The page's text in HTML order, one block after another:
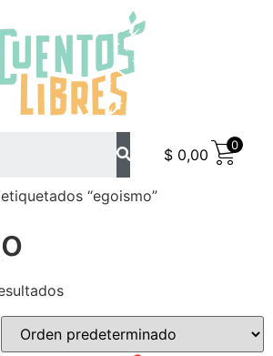
$ 0,00
0
“egoismo”